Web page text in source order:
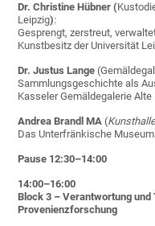
Dr. Christine Hübner (
Leipzig):
Gesprengt, zerstreut,
Kunstbesitz der Universität
Dr. Justus Lange
Sammlungsgeschichte als
Kasseler Gemäldegalerie
Andrea BrandlMA (
Das Unterfränkische
Pause 12:30–14:00
14:00–16:00
Block 3 – Verantwortung und
Provenienzforschung